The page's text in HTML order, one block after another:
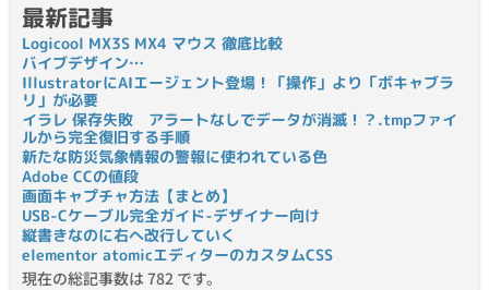
最新記事
Logicool MX3S MX4 マウス 徹底比較
バイブデザイン…
IllustratorにAIエージェント登場！「操作」より「ボキャブラ
リ」が必要
イラレ 保存失敗 アラートなしでデータが消滅！？.tmpファイ
ルから完全復旧する手順
新たな防災気象情報の警報に使われている色
Adobe CCの値段
画面キャプチャ方法【まとめ】
USB-Cケーブル完全ガイド-デザイナー向け
縦書きなのに右へ改行していく
elementor atomicエディターのカスタムCSS
現在の総記事数は 782 です。